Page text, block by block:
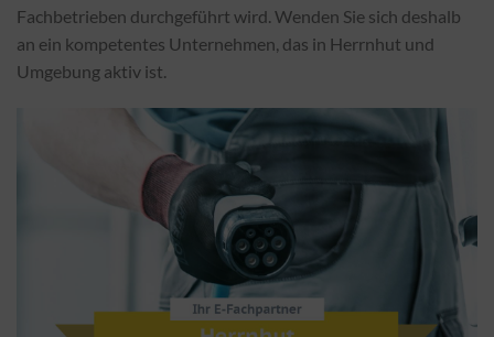
Fachbetrieben durchgeführt wird. Wenden Sie sich deshalb
an ein kompetentes Unternehmen, das in Herrnhut und
Umgebung aktiv ist.